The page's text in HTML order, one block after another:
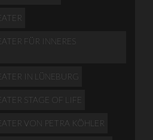
FÜR INNERES
IN LÜNEBURG
STAGE OF LIFE
VON PETRA KÖHLER